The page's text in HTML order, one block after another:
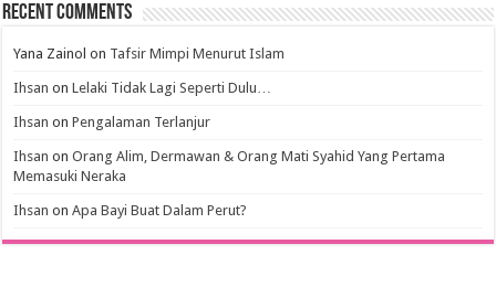
Recent Comments
Yana Zainol on Tafsir Mimpi Menurut Islam
Ihsan onLelaki Tidak Lagi Seperti Dulu…
Ihsan onPengalaman Terlanjur
Ihsan onOrang Alim, Dermawan & Orang Mati Syahid Yang Pertama
Memasuki Neraka
Ihsan onApa Bayi Buat Dalam Perut?